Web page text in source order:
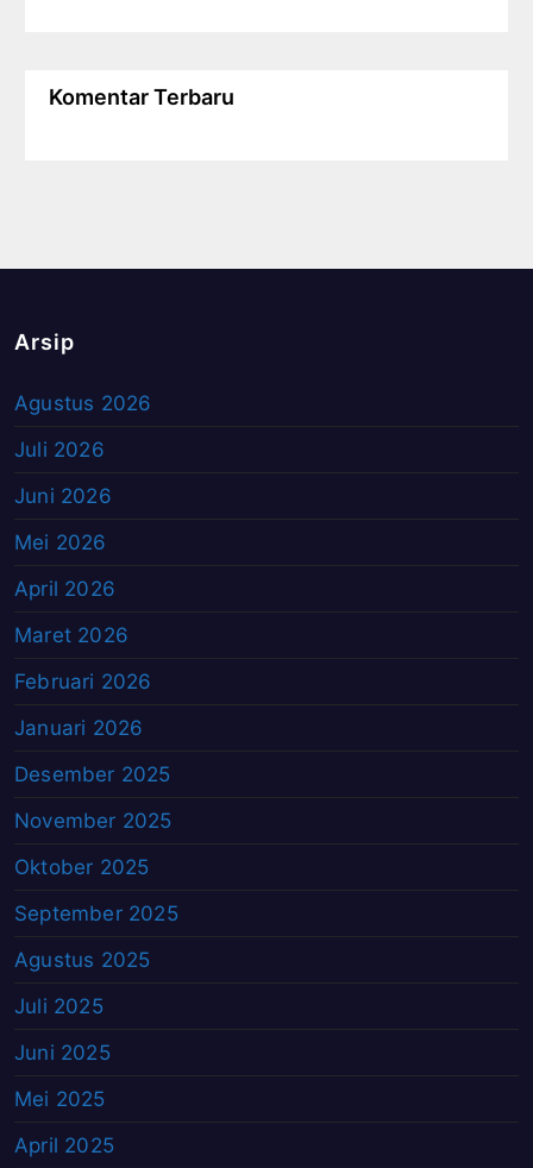
Komentar Terbaru
Arsip
Agustus 2026
Juli 2026
Juni 2026
Mei 2026
April 2026
Maret 2026
Februari 2026
Januari 2026
Desember 2025
November 2025
Oktober 2025
September 2025
Agustus 2025
Juli 2025
Juni 2025
Mei 2025
April 2025